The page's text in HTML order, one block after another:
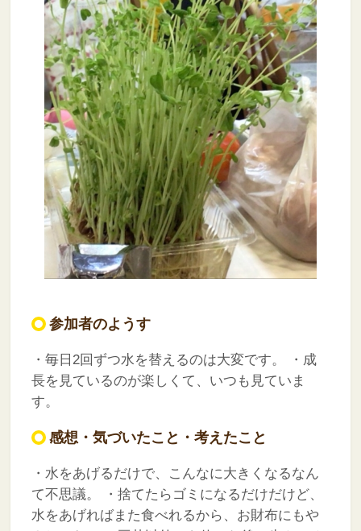
参加者のようす
・毎日2回ずつ水を替えるのは大変です。
・成
長を見ているのが楽しくて、いつも見ていま
す。
感想・気づいたこと・考えたこと
・水をあげるだけで、こんなに大きくなるなん
て不思議。
・捨てたらゴミになるだけだけど、
水をあげればまた食べれるから、お財布にもや